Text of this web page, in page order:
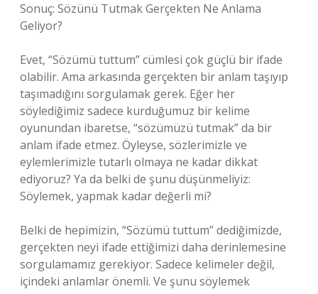
Sonuç: Sözünü Tutmak Gerçekten Ne Anlama
Geliyor?
Evet, “Sözümü tuttum” cümlesi çok güçlü bir ifade
olabilir. Ama arkasında gerçekten bir anlam taşıyıp
taşımadığını sorgulamak gerek. Eğer her
söylediğimiz sadece kurduğumuz bir kelime
oyunundan ibaretse, “sözümüzü tutmak” da bir
anlam ifade etmez. Öyleyse, sözlerimizle ve
eylemlerimizle tutarlı olmaya ne kadar dikkat
ediyoruz? Ya da belki de şunu düşünmeliyiz:
Söylemek, yapmak kadar değerli mi?
Belki de hepimizin, “Sözümü tuttum” dediğimizde,
gerçekten neyi ifade ettiğimizi daha derinlemesine
sorgulamamız gerekiyor. Sadece kelimeler değil,
içindeki anlamlar önemli. Ve şunu söylemek